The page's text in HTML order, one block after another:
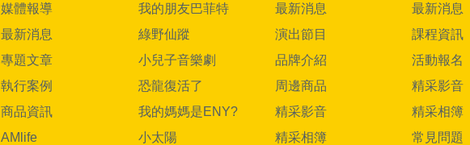
媒體報導
最新消息
專題文章
執行案例
商品資訊
AMlife
我的朋友巴菲特
綠野仙蹤
小兒子音樂劇
恐龍復活了
我的媽媽是ENY?
小太陽
最新消息
演出節目
品牌介紹
周邊商品
精采影音
精采相簿
最新消息
課程資訊
活動報名
精采影音
精采相簿
常見問題